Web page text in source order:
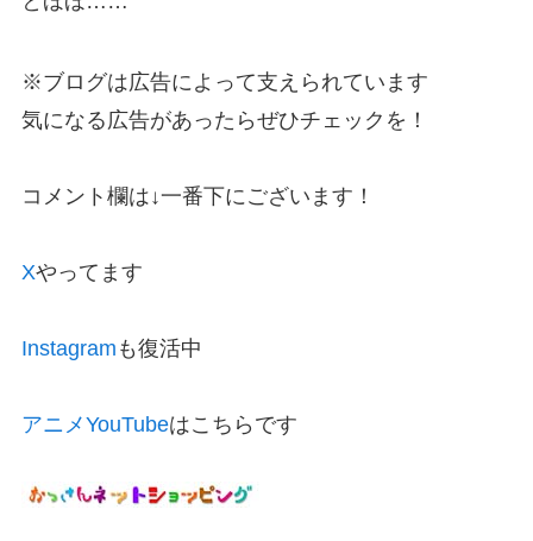
※ブログは広告によって支えられています
気になる広告があったらぜひチェックを！
コメント欄は↓一番下にございます！
Xやってます
Instagram も復活中
アニメYouTubeはこちらです